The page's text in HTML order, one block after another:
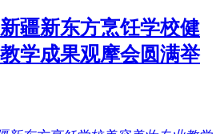
疆新东方烹饪学校健
学成果观摩会圆满举